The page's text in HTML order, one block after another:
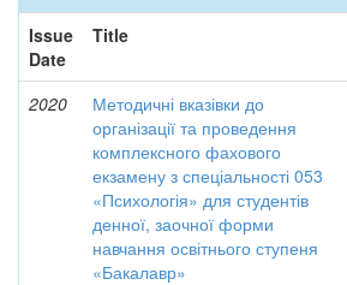
Issue
Date
Title
2020
Методичні вказівки до
організації та проведення
комплексного фахового
екзамену з спеціальності 053
«Психологія» для студентів
денної, заочної форми
навчання освітнього ступеня
«Бакалавр»